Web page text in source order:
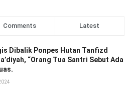
Comments Latest
Dibalik Ponpes Hutan Tanfizd
“Orang Tua Santri Sebut Ada